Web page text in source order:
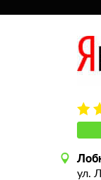
ул.